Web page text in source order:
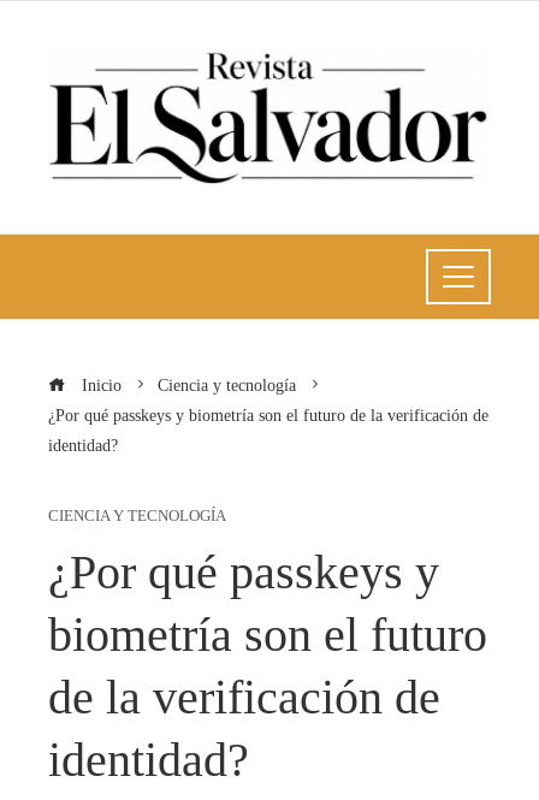
Inicio
Ciencia y tecnología
¿Por qué passkeys y biometría son el futuro de la verificación de
identidad?
CIENCIA Y TECNOLOGÍA
¿Por qué passkeys y
biometría son el futuro
de la verificación de
identidad?